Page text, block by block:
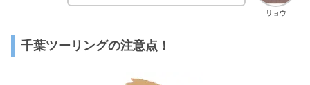
リョウ
千葉ツーリングの注意点！